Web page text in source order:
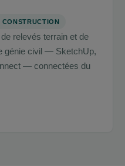
CONSTRUCTION
relevés terrain et de
génie civil — SketchUp,
— connectées du